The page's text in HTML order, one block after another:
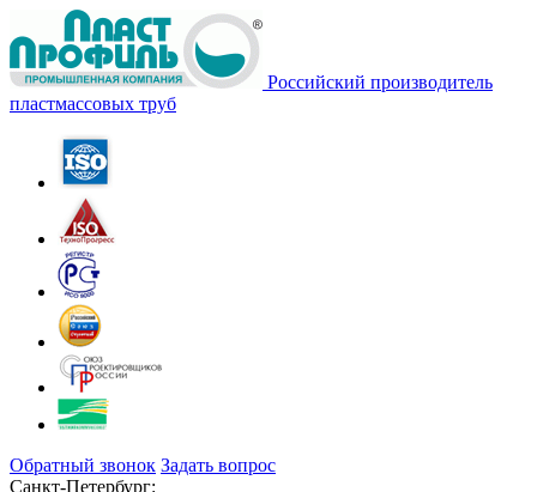
Российский производитель
пластмассовых труб
Обратный звонок Задать вопрос
Санкт-Петербург: